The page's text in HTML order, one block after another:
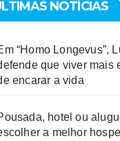
NOTÍCIAS
“Homo Longevus”,
que viver mais
encarar a vida
hotel ou
a melhor